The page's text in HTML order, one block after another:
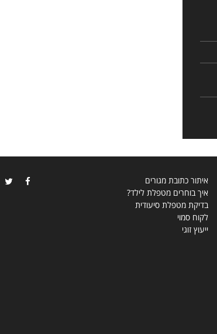
איתור כתובת מגורים
איך בוחרים מטפלת לילד?
בדיקת מטפלת סיעודית
לקוח סמוי
ייעוץ זוגי